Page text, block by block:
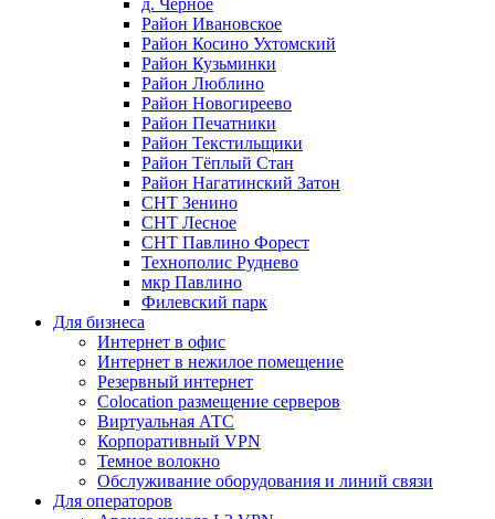
Район Ивановское
Район Косино Ухтомский
Район Кузьминки
Район Люблино
Район Новогиреево
Район Печатники
Район Текстильщики
Район Тёплый Стан
Район Нагатинский Затон
СНТ Зенино
СНТ Лесное
СНТ Павлино Форест
Технополис Руднево
мкр Павлино
Филевский парк
Для бизнеса
Интернет в офис
Интернет в нежилое помещение
Резервный интернет
Colocation размещение серверов
Виртуальная АТС
Корпоративный VPN
Темное волокно
Обслуживание оборудования и линий связи
Для операторов